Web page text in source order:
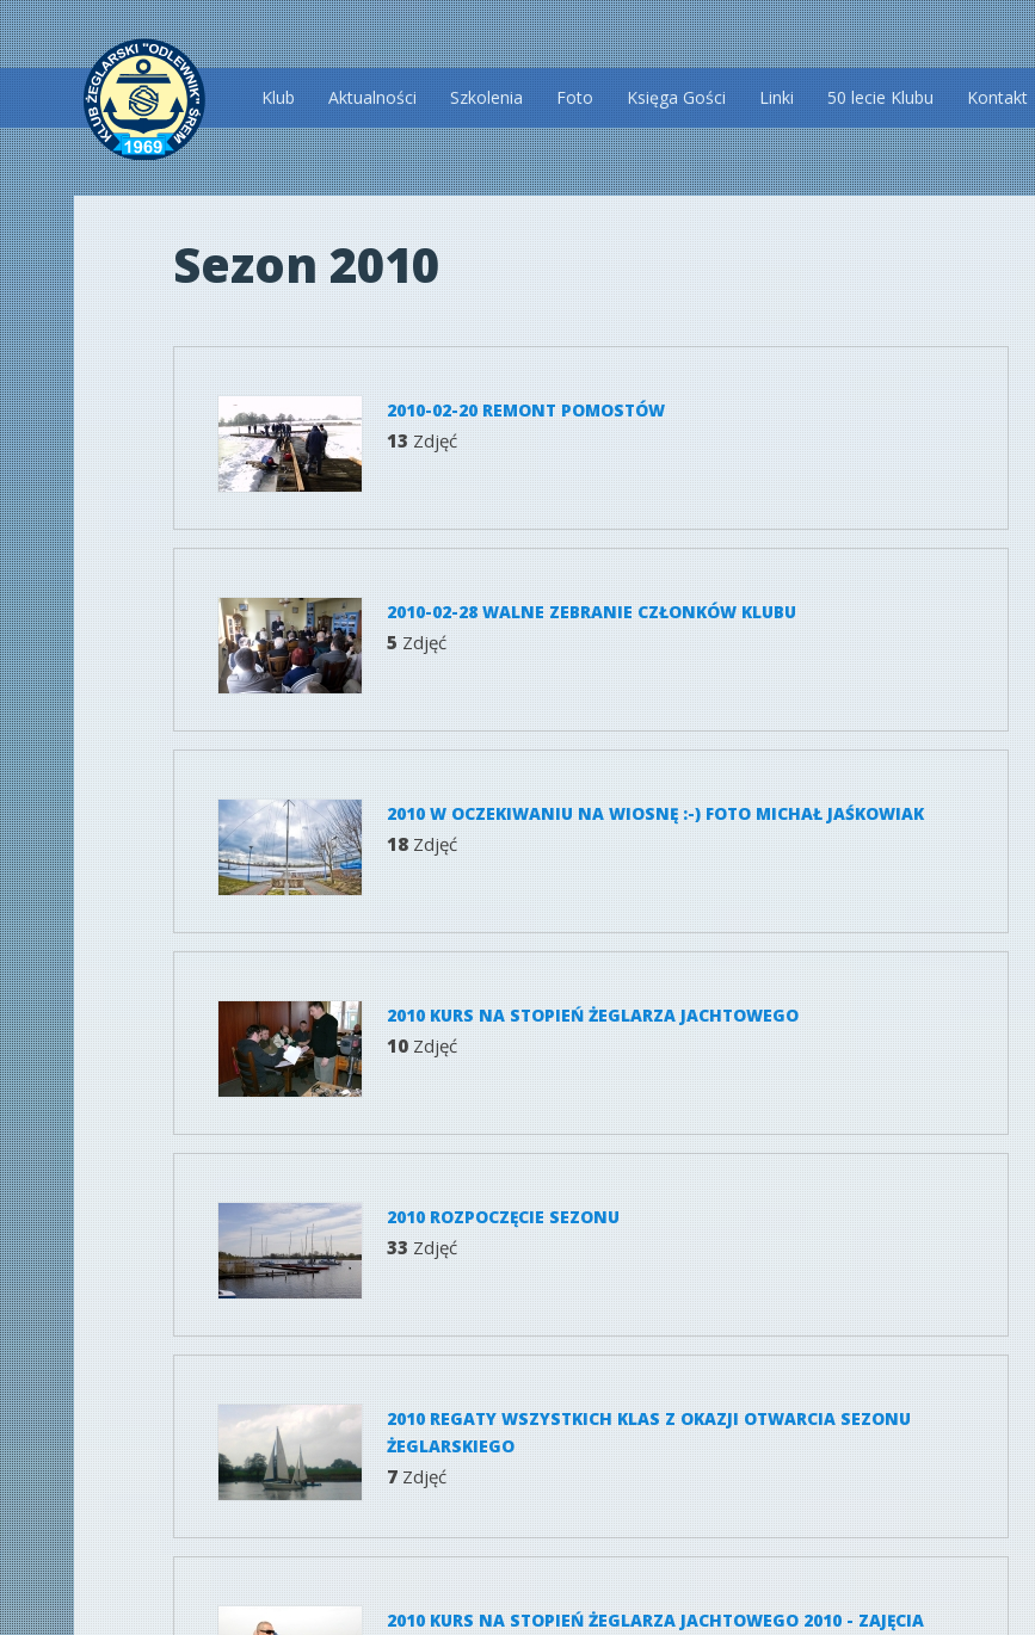
Przeskocz
do
treści
Klub Aktualności Szkolenia Foto Księga Gości Linki 50 lecie Klubu Kontakt
Sezon 2010
2010-02-20 REMONT POMOSTÓW
13 Zdjęć
2010-02-28 WALNE ZEBRANIE CZŁONKÓW KLUBU
5 Zdjęć
2010 W OCZEKIWANIU NA WIOSNĘ :-) FOTO MICHAŁ JAŚKOWIAK
18 Zdjęć
2010 KURS NA STOPIEŃ ŻEGLARZA JACHTOWEGO
10 Zdjęć
2010 ROZPOCZĘCIE SEZONU
33 Zdjęć
2010 REGATY WSZYSTKICH KLAS Z OKAZJI OTWARCIA SEZONU
ŻEGLARSKIEGO
7 Zdjęć
2010 KURS NA STOPIEŃ ŻEGLARZA JACHTOWEGO 2010 - ZAJĘCIA